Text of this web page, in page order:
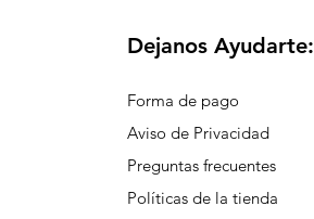
Dejanos Ayudarte:
Forma de pago
Aviso de Privacidad
Preguntas frecuentes
Políticas de la tienda